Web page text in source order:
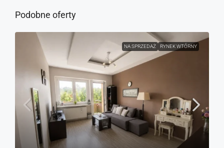
Podobne oferty
NA SPRZEDAŻ RYNEK WTÓRNY